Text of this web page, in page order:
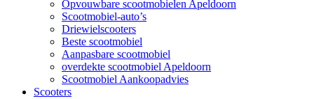
Opvouwbare scootmobielen Apeldoorn
Scootmobiel-auto’s
Driewielscooters
Beste scootmobiel
Aanpasbare scootmobiel
overdekte scootmobiel Apeldoorn
Scootmobiel Aankoopadvies
Scooters